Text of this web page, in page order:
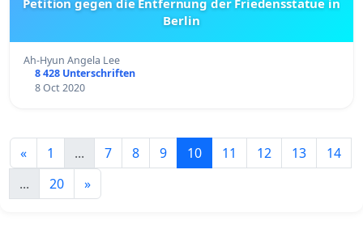
Berlin
Ah-Hyun Angela Lee
8 428 Unterschriften
8 Oct 2020
« 1 ... 7 8 9 10 11 12 13
14
...
20 »